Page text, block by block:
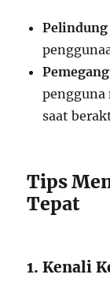
Pelindung
pengguna
saat
Tips
Tepat
1. Kenali